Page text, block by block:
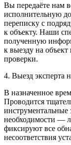
Вы передаёте нам
исполнительную
переписку с
к объекту. Наши
полученную
к выезду на
проверки.
4. Выезд эксперта
В назначенное
Проводится
инструментальные
необходимости —
фиксируют все
несоответствия